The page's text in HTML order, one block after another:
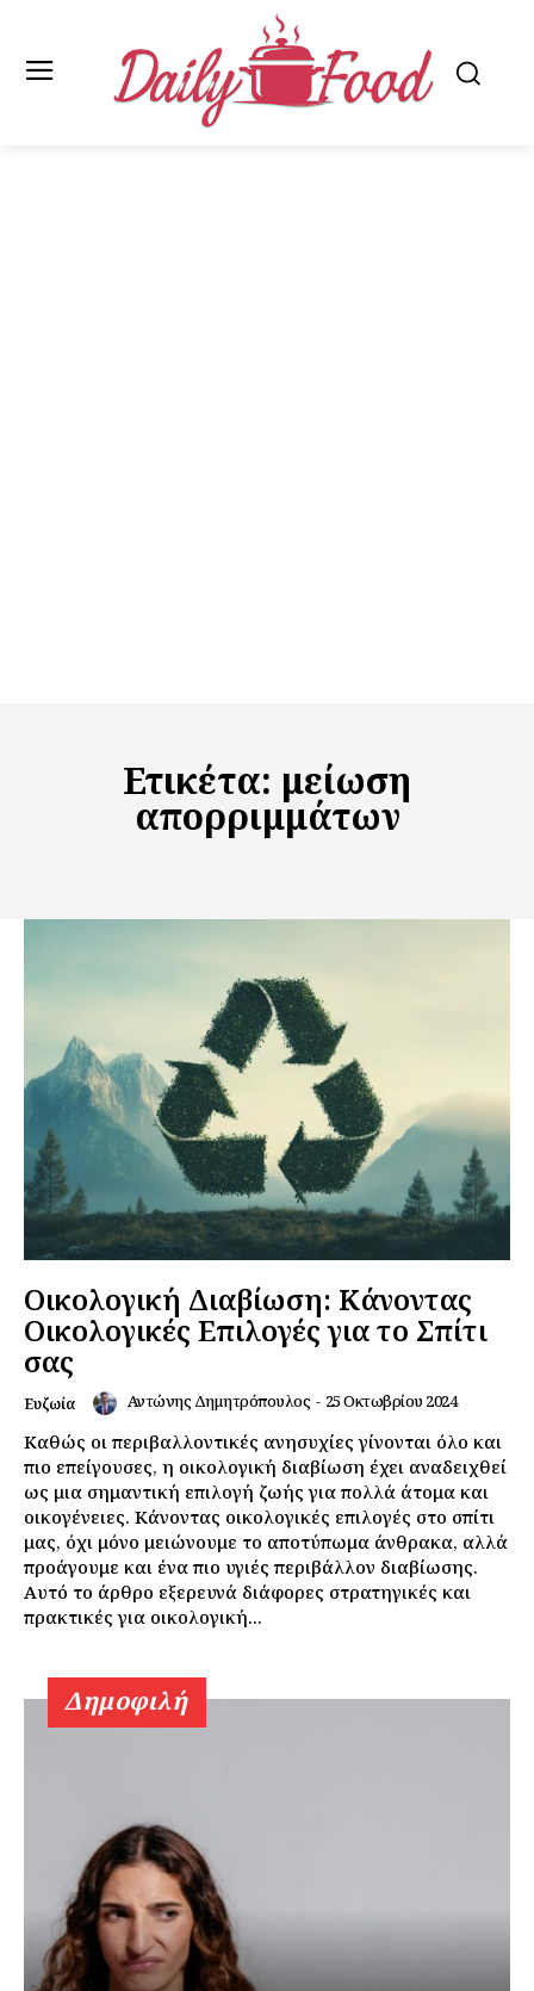
Ετικέτα: μείωση
απορριμμάτων
Οικολογική Διαβίωση: Κάνοντας
Οικολογικές Επιλογές για το Σπίτι
σας
Ευζωία Αντώνης Δημητρόπουλος - 25 Οκτωβρίου 2024
Καθώς οι περιβαλλοντικές ανησυχίες γίνονται όλο και
πιο επείγουσες, η οικολογική διαβίωση έχει αναδειχθεί
ως μια σημαντική επιλογή ζωής για πολλά άτομα και
οικογένειες. Κάνοντας οικολογικές επιλογές στο σπίτι
μας, όχι μόνο μειώνουμε το αποτύπωμα άνθρακα, αλλά
προάγουμε και ένα πιο υγιές περιβάλλον διαβίωσης.
Αυτό το άρθρο εξερευνά διάφορες στρατηγικές και
πρακτικές για οικολογική...
Δημοφιλή